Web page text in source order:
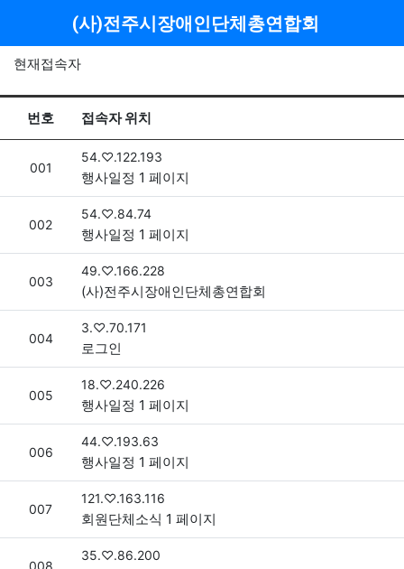
(사)전주시장애인단체총연합회
현재접속자
현재 접속자 목록
번호 접속자 위치
번호
001
접속자
54.♡.122.193
행사일정 1 페이지
번호
002
접속자
54.♡.84.74
행사일정 1 페이지
번호
003
접속자
49.♡.166.228
(사)전주시장애인단체총연합회
번호
004
접속자
3.♡.70.171
로그인
번호
005
접속자
18.♡.240.226
행사일정 1 페이지
번호
006
접속자
44.♡.193.63
행사일정 1 페이지
번호
007
접속자
121.♡.163.116
회원단체소식 1 페이지
번호
008
접속자
35.♡.86.200